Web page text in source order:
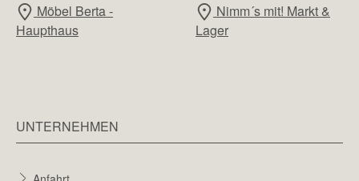
Möbel Berta -
Haupthaus
Nimm´s mit! Markt &
Lager
UNTERNEHMEN